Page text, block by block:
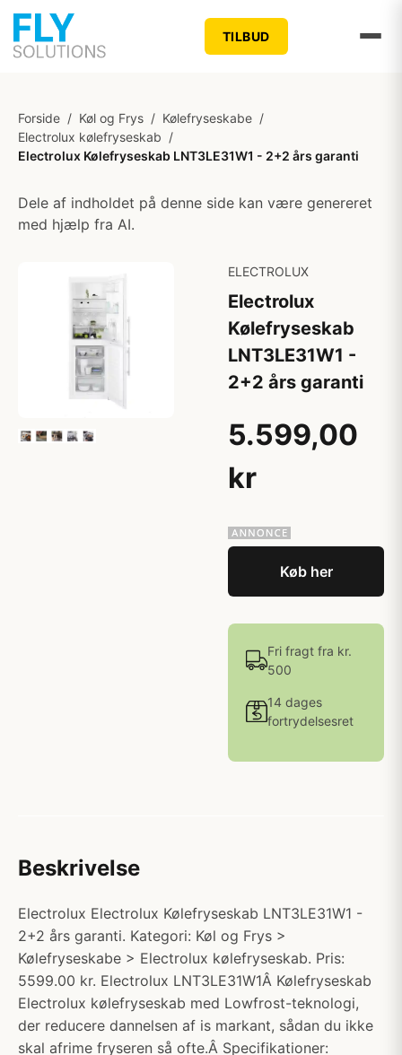
TILBUD
Forside / Køl og Frys / Kølefryseskabe /
Electrolux kølefryseskab /
Electrolux Kølefryseskab LNT3LE31W1 - 2+2 års garanti
Dele af indholdet på denne side kan være genereret
med hjælp fra AI.
ELECTROLUX
Electrolux
Kølefryseskab
LNT3LE31W1 -
2+2 års garanti
5.599,00
kr
Køb her
Fri fragt fra kr.
500
14 dages
fortrydelsesret
Beskrivelse
Electrolux Electrolux Kølefryseskab LNT3LE31W1 -
2+2 års garanti. Kategori: Køl og Frys >
Kølefryseskabe > Electrolux kølefryseskab. Pris:
5599.00 kr. Electrolux LNT3LE31W1Â Kølefryseskab
Electrolux kølefryseskab med Lowfrost-teknologi,
der reducere dannelsen af is markant, sådan du ikke
skal afrime fryseren så ofte.Â Specifikationer: